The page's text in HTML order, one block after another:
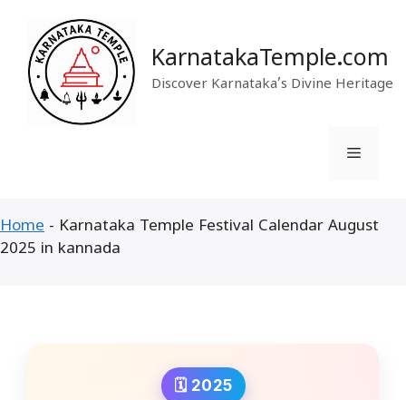
content
KarnatakaTemple.com
Discover Karnataka’s Divine Heritage
Menu
Home - Karnataka Temple Festival Calendar August
2025 in kannada
🗓️ 2025